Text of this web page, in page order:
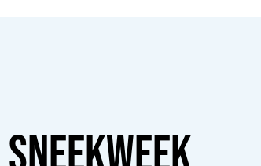
SNEEKWEEK